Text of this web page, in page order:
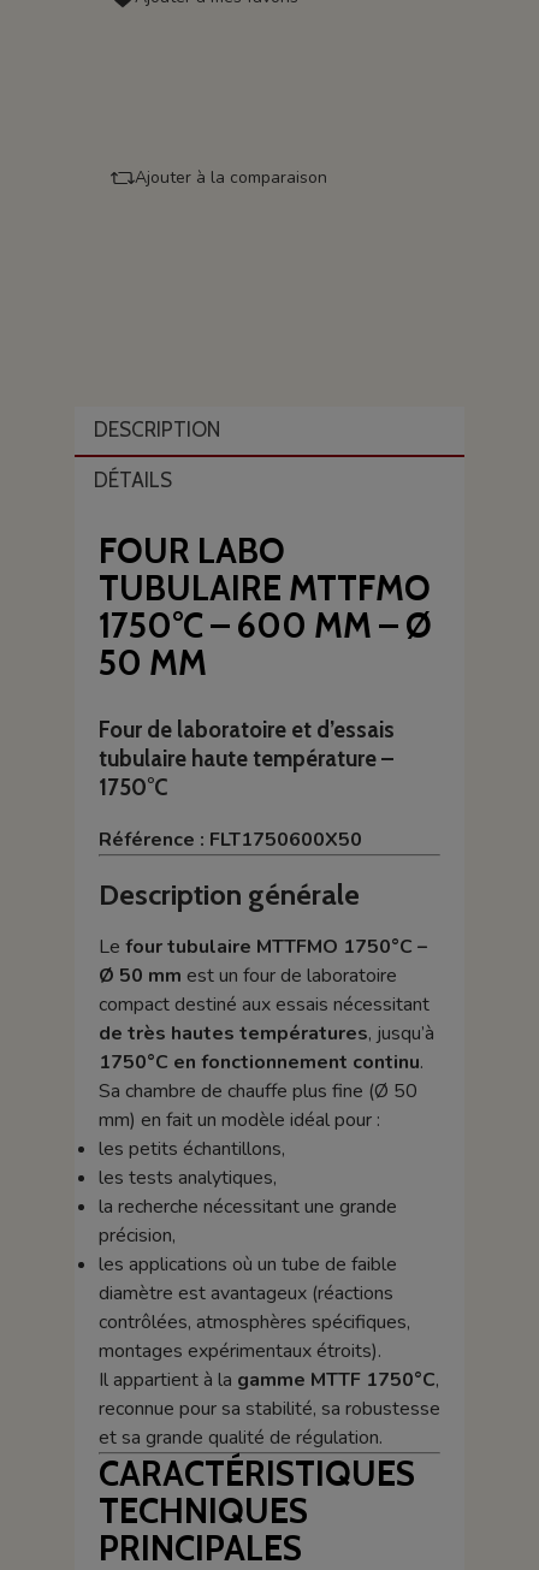
Ajouter à la comparaison
DESCRIPTION
DÉTAILS
FOUR LABO
TUBULAIRE MTTFMO
1750°C – 600 MM – Ø
50 MM
Four de laboratoire et d’essais
tubulaire haute température –
1750°C
Référence : FLT1750600X50
Description générale
Le four tubulaire MTTFMO 1750°C –
Ø 50 mm est un four de laboratoire
compact destiné aux essais nécessitant
de très hautes températures, jusqu’à
1750°C en fonctionnement continu.
Sa chambre de chauffe plus fine (Ø 50
mm) en fait un modèle idéal pour :
les petits échantillons,
les tests analytiques,
la recherche nécessitant une grande
précision,
les applications où un tube de faible
diamètre est avantageux (réactions
contrôlées, atmosphères spécifiques,
montages expérimentaux étroits).
Il appartient à la gamme MTTF 1750°C,
reconnue pour sa stabilité, sa robustesse
et sa grande qualité de régulation.
CARACTÉRISTIQUES
TECHNIQUES
PRINCIPALES